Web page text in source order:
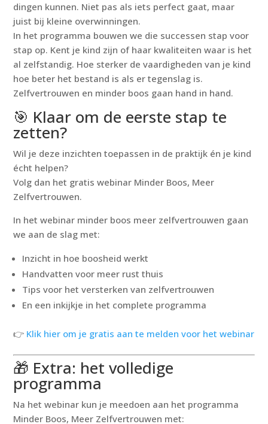
dingen kunnen. Niet pas als iets perfect gaat, maar
juist bij kleine overwinningen.
In het programma bouwen we die successen stap voor
stap op. Kent je kind zijn of haar kwaliteiten waar is het
al zelfstandig. Hoe sterker de vaardigheden van je kind
hoe beter het bestand is als er tegenslag is.
Zelfvertrouwen en minder boos gaan hand in hand.
🎯 Klaar om de eerste stap te
zetten?
Wil je deze inzichten toepassen in de praktijk én je kind
écht helpen?
Volg dan het gratis webinar Minder Boos, Meer
Zelfvertrouwen.
In het webinar minder boos meer zelfvertrouwen gaan
we aan de slag met:
Inzicht in hoe boosheid werkt
Handvatten voor meer rust thuis
Tips voor het versterken van zelfvertrouwen
En een inkijkje in het complete programma
👉 Klik hier om je gratis aan te melden voor het webinar
🎁 Extra: het volledige
programma
Na het webinar kun je meedoen aan het programma
Minder Boos, Meer Zelfvertrouwen met: